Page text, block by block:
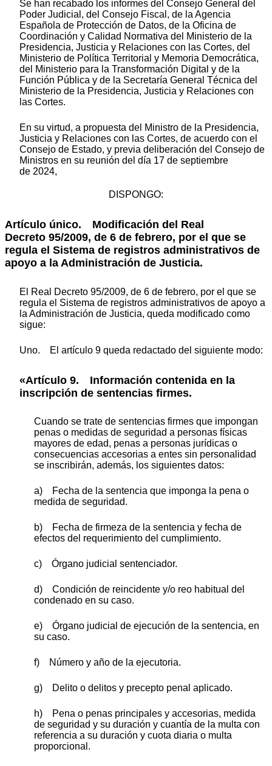
Se han recabado los informes del Consejo General del
Poder Judicial, del Consejo Fiscal, de la Agencia
Española de Protección de Datos, de la Oficina de
Coordinación y Calidad Normativa del Ministerio de la
Presidencia, Justicia y Relaciones con las Cortes, del
Ministerio de Política Territorial y Memoria Democrática,
del Ministerio para la Transformación Digital y de la
Función Pública y de la Secretaría General Técnica del
Ministerio de la Presidencia, Justicia y Relaciones con
las Cortes.
En su virtud, a propuesta del Ministro de la Presidencia,
Justicia y Relaciones con las Cortes, de acuerdo con el
Consejo de Estado, y previa deliberación del Consejo de
Ministros en su reunión del día 17 de septiembre
de 2024,
DISPONGO:
Artículo único. Modificación del Real
Decreto 95/2009, de 6 de febrero, por el que se
regula el Sistema de registros administrativos de
apoyo a la Administración de Justicia.
El Real Decreto 95/2009, de 6 de febrero, por el que se
regula el Sistema de registros administrativos de apoyo a
la Administración de Justicia, queda modificado como
sigue:
Uno. El artículo 9 queda redactado del siguiente modo:
«Artículo 9. Información contenida en la
inscripción de sentencias firmes.
Cuando se trate de sentencias firmes que impongan
penas o medidas de seguridad a personas físicas
mayores de edad, penas a personas jurídicas o
consecuencias accesorias a entes sin personalidad
se inscribirán, además, los siguientes datos:
a) Fecha de la sentencia que imponga la pena o
medida de seguridad.
b) Fecha de firmeza de la sentencia y fecha de
efectos del requerimiento del cumplimiento.
c) Órgano judicial sentenciador.
d) Condición de reincidente y/o reo habitual del
condenado en su caso.
e) Órgano judicial de ejecución de la sentencia, en
su caso.
f) Número y año de la ejecutoria.
g) Delito o delitos y precepto penal aplicado.
h) Pena o penas principales y accesorias, medida
de seguridad y su duración y cuantía de la multa con
referencia a su duración y cuota diaria o multa
proporcional.